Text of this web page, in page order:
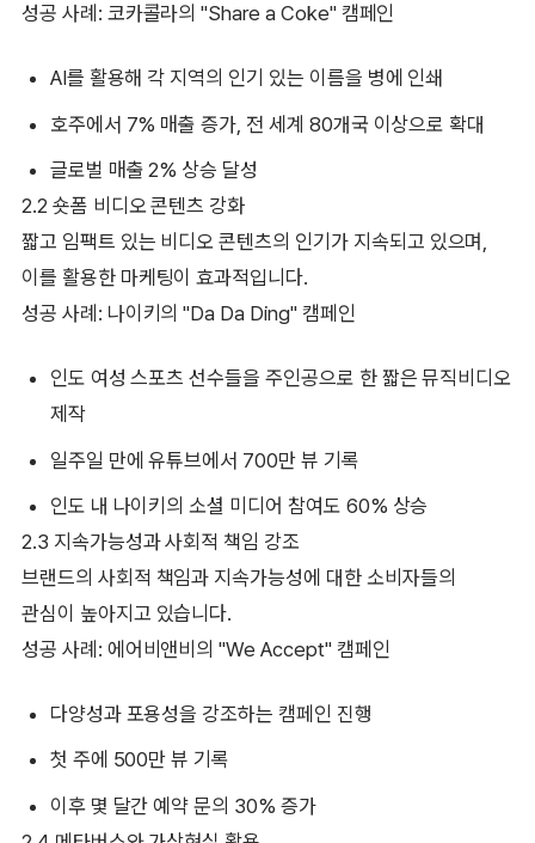
성공 사례: 코카콜라의 "Share a Coke" 캠페인
AI를 활용해 각 지역의 인기 있는 이름을 병에 인쇄
호주에서 7% 매출 증가, 전 세계 80개국 이상으로 확대
글로벌 매출 2% 상승 달성
2.2 숏폼 비디오 콘텐츠 강화
짧고 임팩트 있는 비디오 콘텐츠의 인기가 지속되고 있으며,
이를 활용한 마케팅이 효과적입니다.
성공 사례: 나이키의 "Da Da Ding" 캠페인
인도 여성 스포츠 선수들을 주인공으로 한 짧은 뮤직비디오
제작
일주일 만에 유튜브에서 700만 뷰 기록
인도 내 나이키의 소셜 미디어 참여도 60% 상승
2.3 지속가능성과 사회적 책임 강조
브랜드의 사회적 책임과 지속가능성에 대한 소비자들의
관심이 높아지고 있습니다.
성공 사례: 에어비앤비의 "We Accept" 캠페인
다양성과 포용성을 강조하는 캠페인 진행
첫 주에 500만 뷰 기록
이후 몇 달간 예약 문의 30% 증가